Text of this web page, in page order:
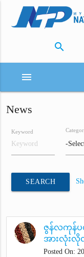
search
menu
News
Keyword
SEARCH
ဇွန်လကုန်ပ
အားလုံးလို
Posted On: